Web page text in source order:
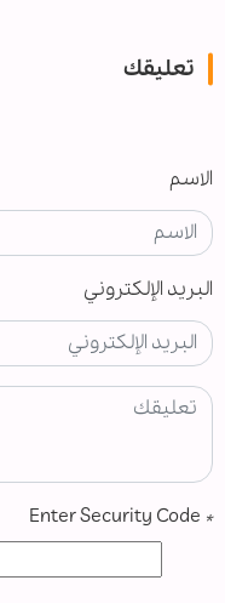
تعليقك
الاسم
البريد الإلكتروني
*